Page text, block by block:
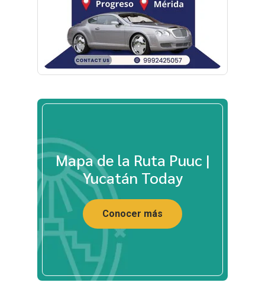
Mapa de la Ruta Puuc |
Yucatán Today
Conocer más